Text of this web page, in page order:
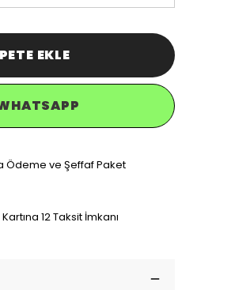
EKLE
Ödeme ve Şeffaf Paket
12 Taksit İmkanı